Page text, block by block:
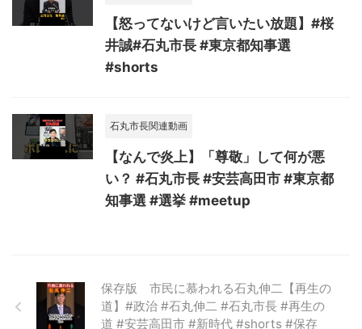
【怒ってないけど言いたい放題】#桜
井誠#石丸市長 #東京都知事選
#shorts
石丸市長関連動画
【なんで炎上】「尊敬」して何が悪
い？ #石丸市長 #安芸高田市 #東京都
知事選 #選挙 #meetup
保存版 市民に慕われる石丸伸二【再生の
道】#政治 #石丸伸二 #石丸市長 #再生の
道 #安芸高田市 #新時代 #shorts #保存